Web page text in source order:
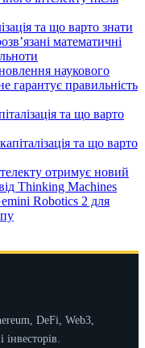
та що варто знати
математичні
наукового
гарантує правильність
та що варто
та що варто
отримує новий
Thinking Machines
Robotics 2 для
DeFi, Web3,